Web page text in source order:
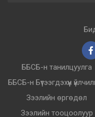
ББСБ-н танилцуулга
ББСБ-н Бүтээгдэхүүн
Зээлийн өргөдөл
Зээлийн тооцоолуур